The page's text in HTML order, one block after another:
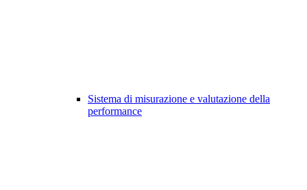
Sistema di misurazione e valutazione della
performance